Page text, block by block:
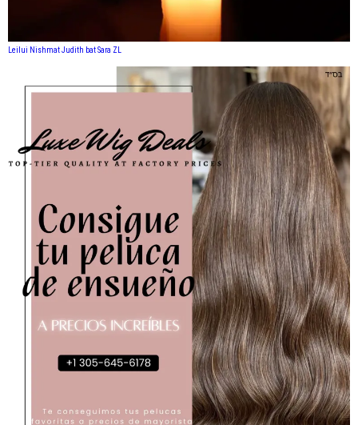
Leilui Nishmat Judith bat Sara ZL